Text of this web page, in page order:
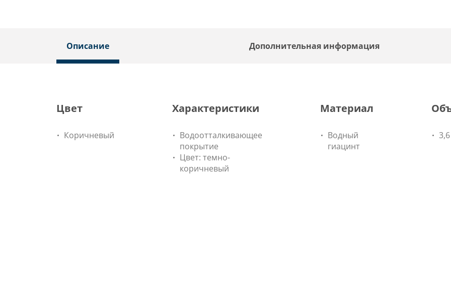
Описание Дополнительная информация
Цвет
Коричневый
Характеристики
Водоотталкивающее
покрытие
Цвет: темно-
коричневый
Материал
Водный
гиацинт